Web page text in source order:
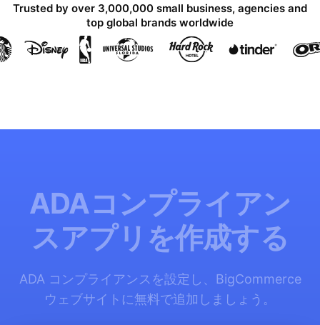
Trusted by over 3,000,000 small business, agencies and
top global brands worldwide
ADAコンプライアン
スアプリを作成する
ADA コンプライアンスを設定し、BigCommerce
ウェブサイトに無料で追加しましょう。